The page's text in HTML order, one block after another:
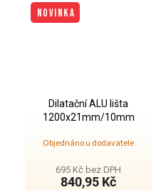
NOVINKA
Dilatační ALU lišta
1200x21mm/10mm
Objednáno u dodavatele
695 Kč bez DPH
840,95 Kč